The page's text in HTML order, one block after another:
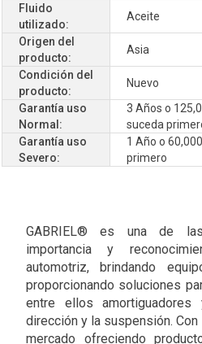
Fluido
utilizado:
Aceite
Origen del
producto:
Asia
Condición del
producto:
Nuevo
Garantía uso
Normal:
3 Años o
suceda
Garantía uso
Severo:
1 Año o
primero
GABRIEL® es una de
importancia y
automotriz, brindando
proporcionando soluciones
entre ellos
dirección y la suspensión.
mercado ofreciendo